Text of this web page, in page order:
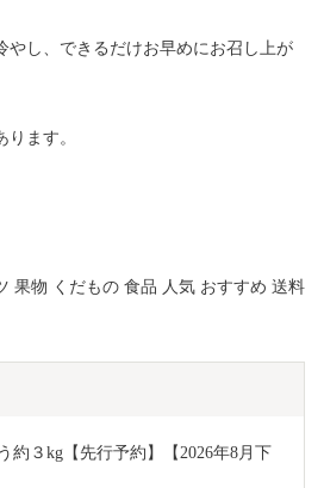
し、できるだけお早めにお召し上が
ます。
果物 くだもの 食品 人気 おすすめ 送料
約３kg【先行予約】【2026年8月下